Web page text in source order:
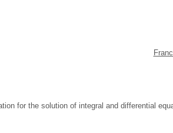
for the solution of integral and differential